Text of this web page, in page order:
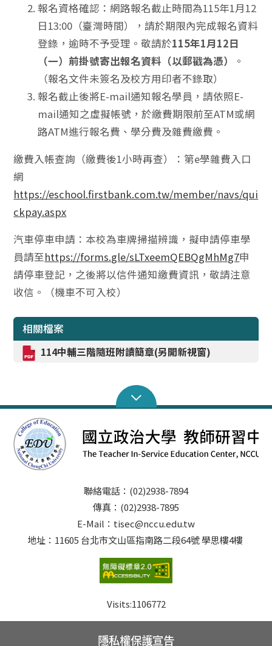
報名資格確認：網路報名截止時間為115年1月12
日13:00（臺灣時間），請於期限內完成報名資料
登錄，逾時不予受理。敬請於115年1月12日
（一）前掛號寄出報名資料（以郵戳為憑）
。
（報名文件未簽名及校方用印者不錄取）
報名截止後將E-mail通知報名學員，請依照E-
mail通知之虛擬帳號，於繳費期限前至ATM或網
路ATM進行報名費、學分費及雜費繳費。
繳費入帳查詢（繳費後1小時再查）：第e學雜費入口
網
https://eschool.firstbank.com.tw/member/navs/qui
ckpay.aspx
汽車停車申請：本校為車牌掃描辨識，擬申請停車學
員請至https://forms.gle/sLTxeemQEBQgMhMg7申
請停車登記，之後將以信件通知繳費資訊，敬請注意
收信。（機車不可入校）
相關檔案
114中輔三階隨班附讀簡章(另開新視窗)
聯絡電話：(02)2938-7894
傳真：(02)2938-7895
E-Mail：tisec@nccu.edu.tw
地址：11605 台北市文山區指南路二段64號 學思樓4樓
Visits:1106772
隱私權保護宣告